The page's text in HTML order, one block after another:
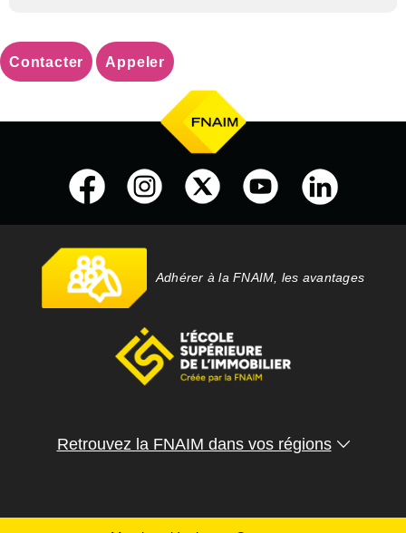
Contacter Appeler
Adhérer à la FNAIM, les avantages
Retrouvez la FNAIM dans vos régions